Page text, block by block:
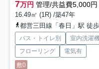
7万円 管理/共益費5,000円
16.49㎡ (1R) /築47年
都営三田線「春日」駅 徒
バス・トイレ別 室内洗濯
フローリング
電気有
敷0